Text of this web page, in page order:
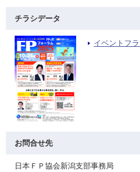
チラシデータ
イベントフ
お問合せ先
日本ＦＰ協会新潟支部事務局